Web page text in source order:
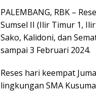
PALEMBANG, RBK –
Sumsel II (Ilir Timur 1,
Sako, Kalidoni, dan
sampai 3 Februari 2024.
Reses hari keempat
lingkungan SMA